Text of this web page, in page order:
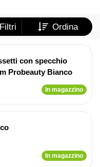
Filtri Ordina
con specchio
Probeauty Bianco
In magazzino
In magazzino